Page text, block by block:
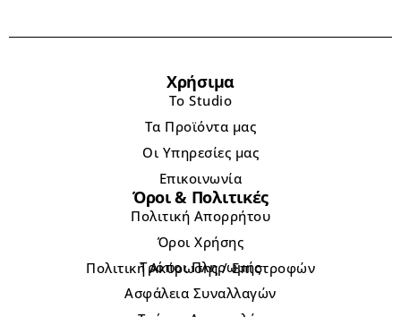
Χρήσιμα
Το Studio
Τα Προϊόντα μας
Οι Υπηρεσίες μας
Επικοινωνία
Όροι & Πολιτικές
Πολιτική Απορρήτου
Όροι Χρήσης
Πολιτική Ακύρωσης / Επιστροφών
Τρόποι Πληρωμής
Ασφάλεια Συναλλαγών